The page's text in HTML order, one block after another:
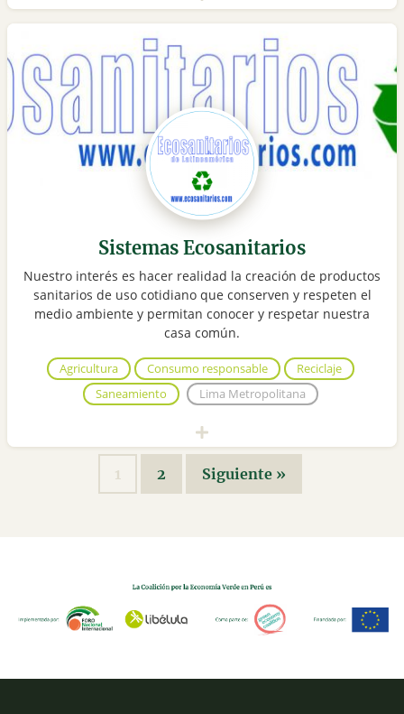
Sistemas Ecosanitarios
Nuestro interés es hacer realidad la creación de productos
sanitarios de uso cotidiano que conserven y respeten el
medio ambiente y permitan conocer y respetar nuestra
casa común.
Agricultura Consumo responsable
Reciclaje
Saneamiento
Lima Metropolitana
1 2 Siguiente »